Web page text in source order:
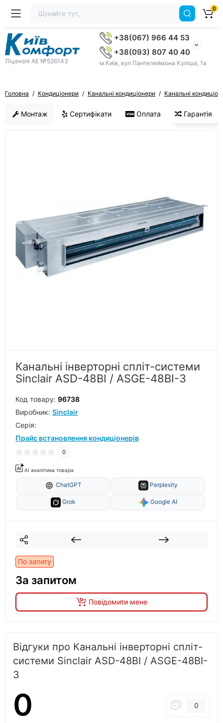
Ліцензія AE №526143
+38(067) 966 44 53
+38(093) 807 40 40
м.Київ, вул Пантелеймона Куліша, 1а
0
Головна Кондиціонери Канальні кондиціонери Канальні
Монтаж Сертифікати Оплата Гарантія
Канальні інверторні спліт-системи
Sinclair ASD-48BI / ASGE-48BI-3
Код товару: 96738
Виробник: Sinclair
Серiя:
Прайс встановлення кондиціонерів
0
AI аналітика товара
ChatGPT Perplexity
Grok Google AI
По запиту
За запитом
Повідомити мене
Відгуки про Канальні інверторні спліт-
системи Sinclair ASD-48BI / ASGE-48BI-
3
0 0